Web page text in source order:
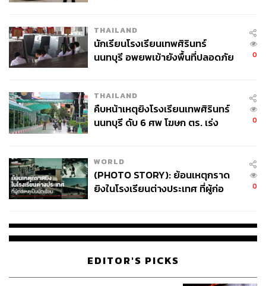
THAILAND
นักเรียนโรงเรียนเทพศิรินทร์
นนทบุรี อพยพเข้ายังพื้นที่ปลอดภัย
0
THAILAND
คืบหน้าเหตุยิงโรงเรียนเทพศิรินทร์
นนทบุรี ดับ 6 ศพ โฆษก ตร. เร่ง
0
WORLD
(PHOTO STORY): ย้อนเหตุกราด
ยิงในโรงเรียนต่างประเทศ ที่ผู้ก่อ
0
EDITOR'S PICKS